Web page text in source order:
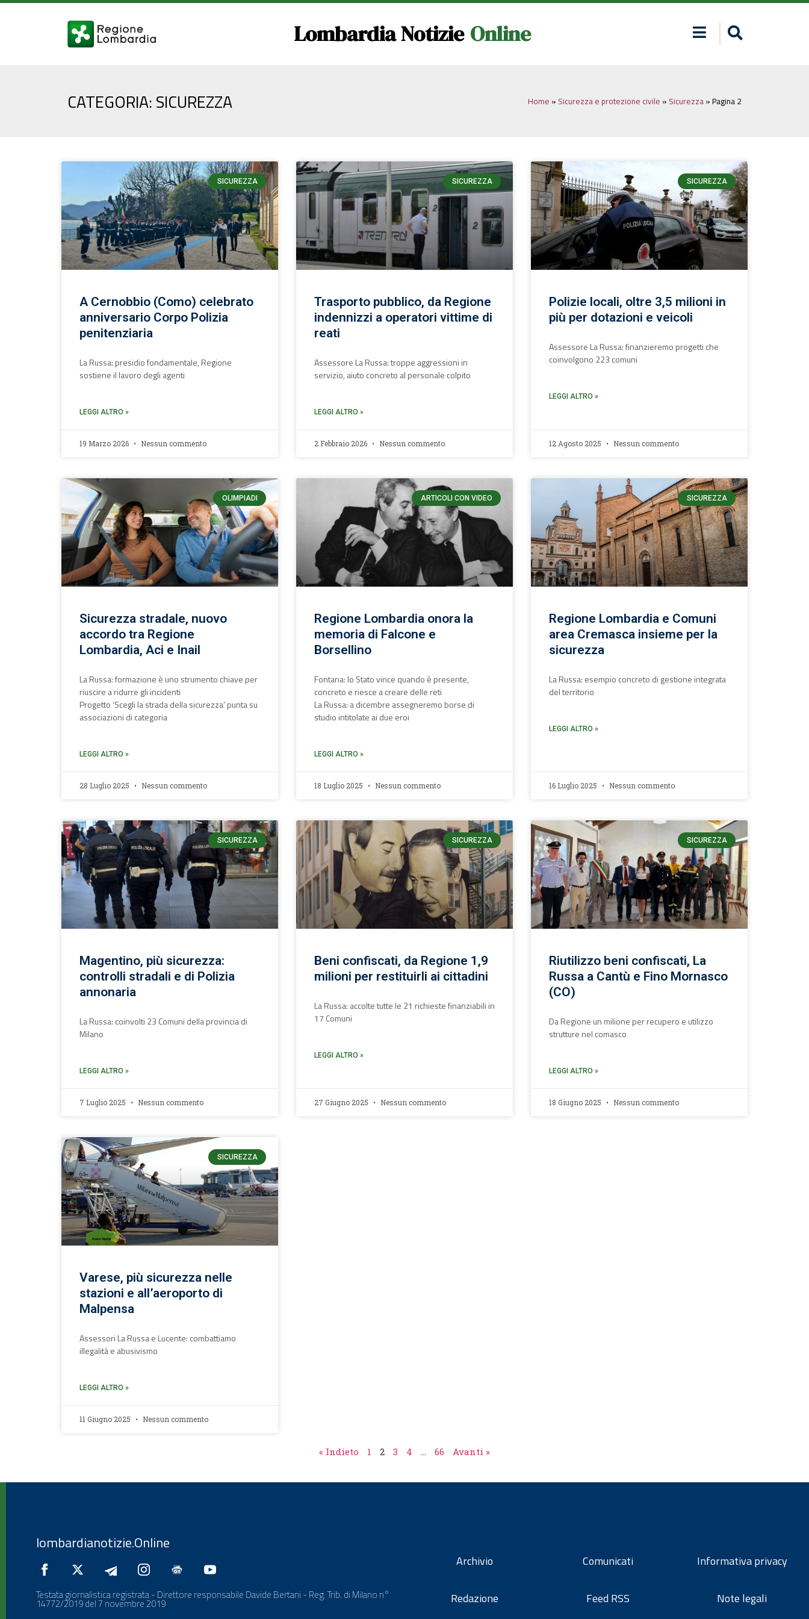
Lombardia Notizie Online
CATEGORIA: SICUREZZA Home » Sicurezza e protezione civile » Sicurezza » Pagina 2
SICUREZZA
A Cernobbio (Como) celebrato
anniversario Corpo Polizia
penitenziaria
La Russa: presidio fondamentale, Regione
sostiene il lavoro degli agenti
LEGGI ALTRO »
19 Marzo 2026 Nessun commento
SICUREZZA
Trasporto pubblico, da Regione
indennizzi a operatori vittime di
reati
Assessore La Russa: troppe aggressioni in
servizio, aiuto concreto al personale colpito
LEGGI ALTRO »
2 Febbraio 2026 Nessun commento
SICUREZZA
Polizie locali, oltre 3,5 milioni in
più per dotazioni e veicoli
Assessore La Russa: finanzieremo progetti che
coinvolgono 223 comuni
LEGGI ALTRO »
12 Agosto 2025 Nessun commento
OLIMPIADI
Sicurezza stradale, nuovo
accordo tra Regione
Lombardia, Aci e Inail
La Russa: formazione è uno strumento chiave per
riuscire a ridurre gli incidenti
Progetto ‘Scegli la strada della sicurezza’ punta su
associazioni di categoria
LEGGI ALTRO »
28 Luglio 2025 Nessun commento
ARTICOLI CON VIDEO
Regione Lombardia onora la
memoria di Falcone e
Borsellino
Fontana: lo Stato vince quando è presente,
concreto e riesce a creare delle reti
La Russa: a dicembre assegneremo borse di
studio intitolate ai due eroi
LEGGI ALTRO »
18 Luglio 2025 Nessun commento
SICUREZZA
Regione Lombardia e Comuni
area Cremasca insieme per la
sicurezza
La Russa: esempio concreto di gestione integrata
del territorio
LEGGI ALTRO »
16 Luglio 2025 Nessun commento
SICUREZZA
Magentino, più sicurezza:
controlli stradali e di Polizia
annonaria
La Russa: coinvolti 23 Comuni della provincia di
Milano
LEGGI ALTRO »
7 Luglio 2025 Nessun commento
SICUREZZA
Beni confiscati, da Regione 1,9
milioni per restituirli ai cittadini
La Russa: accolte tutte le 21 richieste finanziabili in
17 Comuni
LEGGI ALTRO »
27 Giugno 2025 Nessun commento
SICUREZZA
Riutilizzo beni confiscati, La
Russa a Cantù e Fino Mornasco
(CO)
Da Regione un milione per recupero e utilizzo
strutture nel comasco
LEGGI ALTRO »
18 Giugno 2025 Nessun commento
SICUREZZA
Varese, più sicurezza nelle
stazioni e all’aeroporto di
Malpensa
Assessori La Russa e Lucente: combattiamo
illegalità e abusivismo
LEGGI ALTRO »
11 Giugno 2025 Nessun commento
« Indieto 1 2 3 4 … 66 Avanti »
lombardianotizie.Online
Testata giornalistica registrata - Direttore responsabile Davide Bertani - Reg. Trib. di Milano n°
14772/2019 del 7 novembre 2019
Archivio
Redazione
Comunicati
Feed RSS
Informativa privacy
Note legali